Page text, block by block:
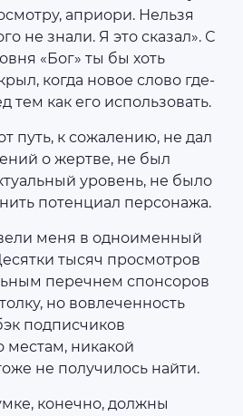
априори. Нельзя
не знали. Я это сказал». С
«Бог» ты бы хоть
когда новое слово где-
тем как его использовать.
путь, к сожалению, не дал
о жертве, не был
уровень, не было
потенциал персонажа.
меня в одноименный
тысяч просмотров
перечнем спонсоров
но вовлеченность
подписчиков
местам, никакой
не получилось найти.
конечно, должны